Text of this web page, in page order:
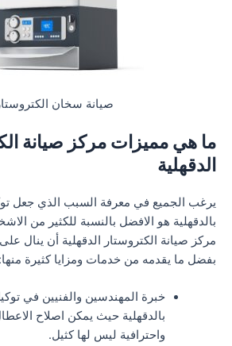
صيانة سخان
ما هي مميزات مركز صيانة
الدقهلية
يرغب الجميع في معرفة السبب الذي جعل
بالدقهلية هو الافضل بالنسبة للكثير من
مركز صيانة الكتروستار الدقهلية أن ينال
بفضل ما يقدمه من خدمات ومزايا كثيرة منها:
خبرة المهندسين والفنيين في
بالدقهلية حيث يمكن اصلاح
واحترافية ليس لها كثيل.